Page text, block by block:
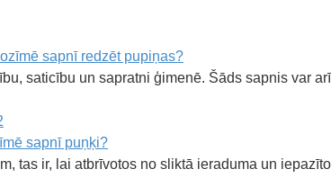
sapnī redzēt pupiņas?
saticību un sapratni ģimenē. Šāds sapnis var
sapnī puņķi?
tas ir, lai atbrīvotos no sliktā ieraduma un